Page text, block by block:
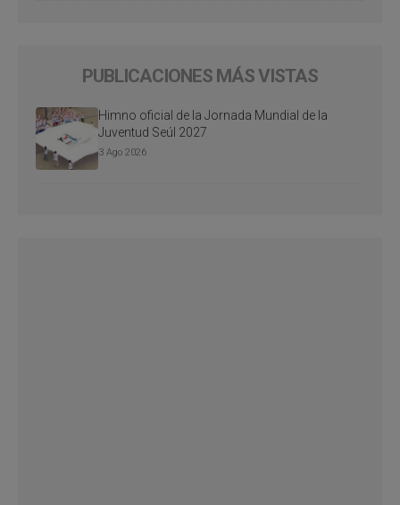
PUBLICACIONES MÁS VISTAS
Himno oficial de la Jornada Mundial de la
Juventud Seúl 2027
3 Ago 2026